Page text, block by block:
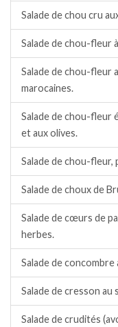
Salade de chou cru
Salade de chou-fleur
Salade de chou-fleur
marocaines.
Salade de chou-fleur
et aux olives.
Salade de chou-
Salade de choux de
Salade de cœurs de
herbes.
Salade de
Salade de cresson au
Salade de crudités